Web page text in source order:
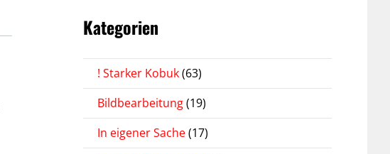
Kategorien
! Starker Kobuk(63)
Bildbearbeitung(19)
In eigener Sache(17)